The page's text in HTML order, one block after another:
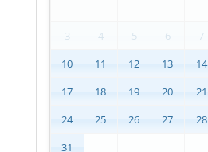
3
4 5 6 7
10
11 12 13 14
17
18 19 20 21
24
25 26 27 28
31